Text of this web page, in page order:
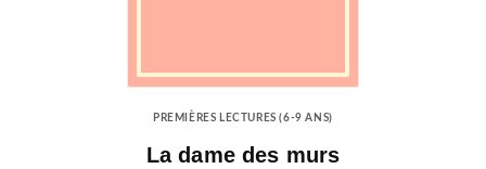
PREMIÈRES LECTURES (6-9 ANS)
La dame des murs